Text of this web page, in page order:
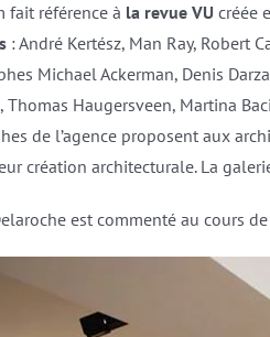
fait référence à la revue VU créée
: André Kertész, Man Ray, Robert
Michael Ackerman, Denis
Thomas Haugersveen, Martina
de l’agence proposent aux
création architecturale. La
est commenté au cours de